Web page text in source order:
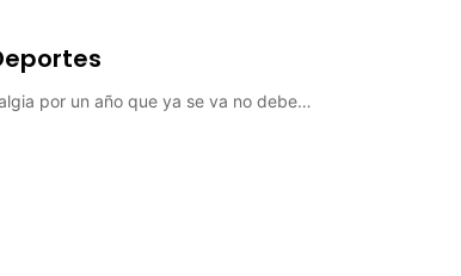
por un año que ya se va no debe…